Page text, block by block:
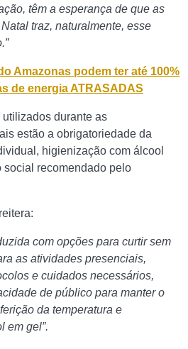
têm a esperança de que as
traz, naturalmente, esse
Amazonas podem ter até 100%
de energia ATRASADAS
durante as
estão a obrigatoriedade da
higienização com álcool
social recomendado pelo
com opções para curtir sem
as atividades presenciais,
e cuidados necessários,
de público para manter o
da temperatura e
em gel”.